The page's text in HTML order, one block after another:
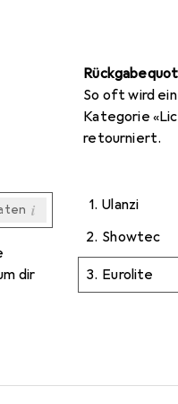
i
i
i
dir
So oft wird
Kategorie
retourniert.
1. Ulanzi
2. Showtec
3. Eurolite